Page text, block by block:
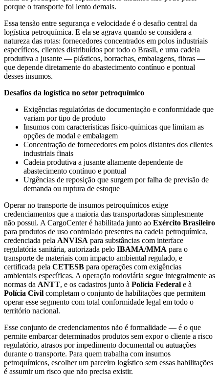
porque o transporte foi lento demais.
Essa tensão entre segurança e velocidade é o desafio central da
logística petroquímica. E ela se agrava quando se considera a
natureza das rotas: fornecedores concentrados em polos industriais
específicos, clientes distribuídos por todo o Brasil, e uma cadeia
produtiva a jusante — plásticos, borrachas, embalagens, fibras —
que depende diretamente do abastecimento contínuo e pontual
desses insumos.
Desafios da logística no setor petroquímico
Exigências regulatórias de documentação e conformidade que
variam por tipo de produto
Insumos com características físico-químicas que limitam as
opções de modal e embalagem
Concentração de fornecedores em polos distantes dos clientes
industriais finais
Cadeia produtiva a jusante altamente dependente de
abastecimento contínuo e pontual
Urgências de reposição que surgem por falha de previsão de
demanda ou ruptura de estoque
Operar no transporte de insumos petroquímicos exige
credenciamentos que a maioria das transportadoras simplesmente
não possui. A CargoCenter é habilitada junto ao Exército Brasileiro
para produtos de uso controlado presentes na cadeia petroquímica,
credenciada pela ANVISA para substâncias com interface
regulatória sanitária, autorizada pelo IBAMA/MMA para o
transporte de materiais com impacto ambiental regulado, e
certificada pela CETESB para operações com exigências
ambientais específicas. A operação rodoviária segue integralmente as
normas da ANTT, e os cadastros junto à Polícia Federal e à
Polícia Civil completam o conjunto de habilitações que permitem
operar esse segmento com total conformidade legal em todo o
território nacional.
Esse conjunto de credenciamentos não é formalidade — é o que
permite embarcar determinados produtos sem expor o cliente a risco
regulatório, atrasos por impedimento documental ou autuações
durante o transporte. Para quem trabalha com insumos
petroquímicos, escolher um parceiro logístico sem essas habilitações
é assumir um risco que não precisa existir.